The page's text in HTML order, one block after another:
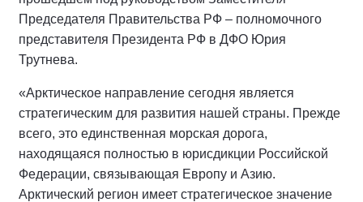
Председателя Правительства РФ – полномочного
представителя Президента РФ в ДФО Юрия
Трутнева.
«Арктическое направление сегодня является
стратегическим для развития нашей страны. Прежде
всего, это единственная морская дорога,
находящаяся полностью в юрисдикции Российской
Федерации, связывающая Европу и Азию.
Арктический регион имеет стратегическое значение